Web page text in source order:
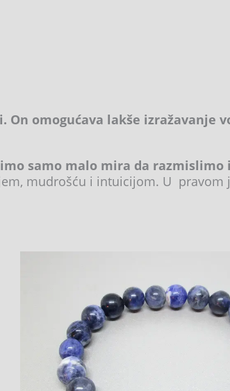
omogućava lakše izražavanje
samo malo mira da
mudrošću i intuicijom. U pravom